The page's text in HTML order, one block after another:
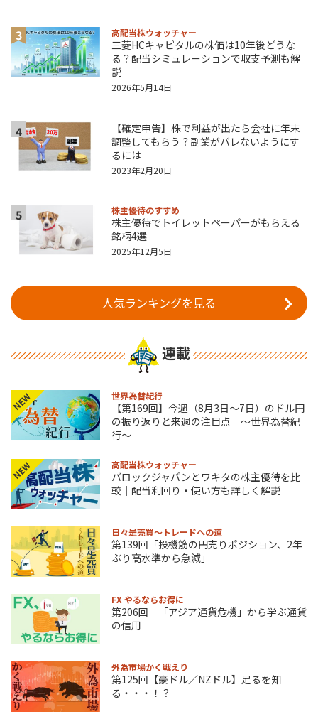
3 高配当株ウォッチャー
三菱HCキャピタルの株価は10年後どうな
る？配当シミュレーションで収支予測も解
説
2026年5月14日
4
【確定申告】株で利益が出たら会社に年末
調整してもらう？副業がバレないようにす
るには
2023年2月20日
5 株主優待のすすめ
株主優待でトイレットペーパーがもらえる
銘柄4選
2025年12月5日
人気ランキングを見る
連載
NEW 世界為替紀行
【第169回】今週（8月3日～7日）のドル円
の振り返りと来週の注目点 ～世界為替紀
行～
NEW 高配当株ウォッチャー
バロックジャパンとワキタの株主優待を比
較｜配当利回り・使い方も詳しく解説
日々是売買～トレードへの道
第139回「投機筋の円売りポジション、2年
ぶり高水準から急減」
FX やるならお得に
第206回 「アジア通貨危機」から学ぶ通貨
の信用
外為市場かく戦えり
第125回【豪ドル／NZドル】足るを知
る・・・！？